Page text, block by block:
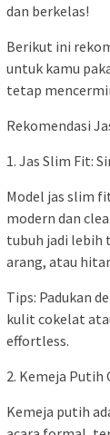
dan berkelas!
Berikut ini
untuk kamu
tetap
Rekomendasi
1. Jas Slim Fit:
Model jas slim
modern dan
tubuh jadi lebih
arang, atau
Tips: Padukan
kulit cokelat
effortless.
2. Kemeja Putih
Kemeja putih